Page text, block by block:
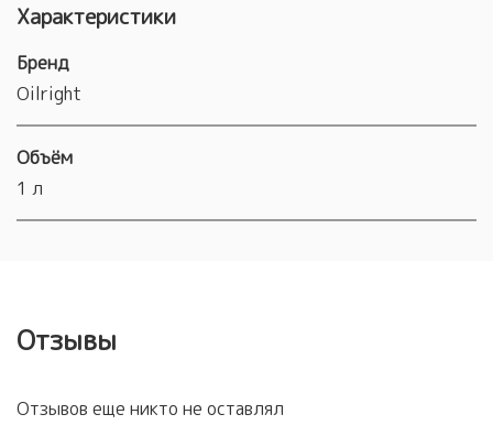
Характеристики
Бренд
Oilright
Объём
1 л
Отзывы
Отзывов еще никто не оставлял